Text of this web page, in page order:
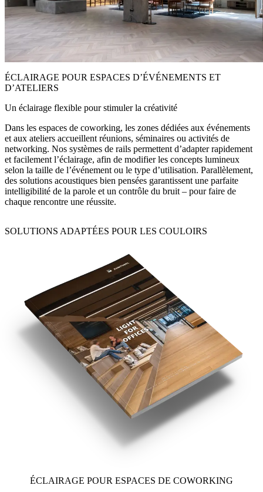
ÉCLAIRAGE POUR ESPACES D’ÉVÉNEMENTS ET
D’ATELIERS
Un éclairage flexible pour stimuler la créativité
Dans les espaces de coworking, les zones dédiées aux événements
et aux ateliers accueillent réunions, séminaires ou activités de
networking. Nos systèmes de rails permettent d’adapter rapidement
et facilement l’éclairage, afin de modifier les concepts lumineux
selon la taille de l’événement ou le type d’utilisation. Parallèlement,
des solutions acoustiques bien pensées garantissent une parfaite
intelligibilité de la parole et un contrôle du bruit – pour faire de
chaque rencontre une réussite.
SOLUTIONS ADAPTÉES POUR LES COULOIRS
ÉCLAIRAGE POUR ESPACES DE COWORKING